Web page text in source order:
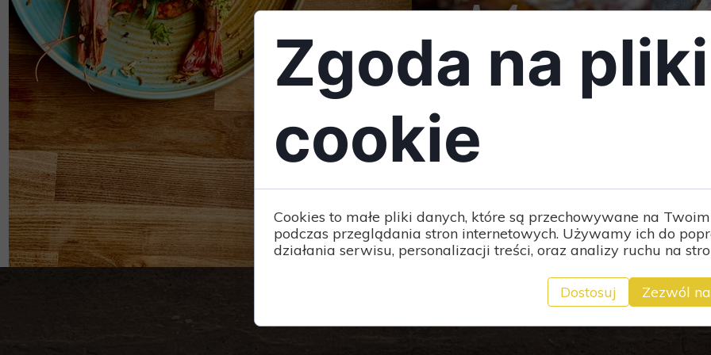
Menu
wyświetli je na ekranie, pokażą się one z wybranym
Zgoda na pliki
cookie
Cookies to małe pliki danych, które są przechowywane na
podczas przeglądania stron internetowych. Używamy ich do
działania serwisu, personalizacji treści, oraz analizy ruchu na
Dostosuj Zezwól